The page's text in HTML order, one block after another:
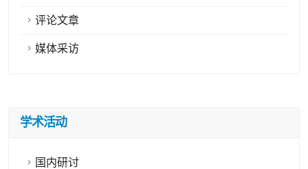
评论文章
媒体采访
学术活动
国内研讨